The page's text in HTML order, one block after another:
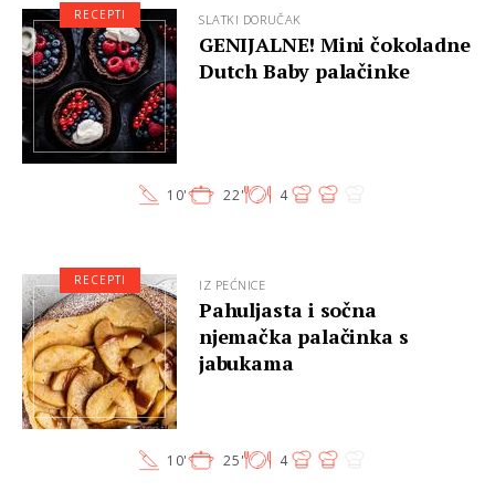
SLATKI DORUČAK
GENIJALNE! Mini čokoladne
Dutch Baby palačinke
10' 22' 4
RECEPTI
IZ PEĆNICE
Pahuljasta i sočna
njemačka palačinka s
jabukama
10' 25' 4
RECEPTI